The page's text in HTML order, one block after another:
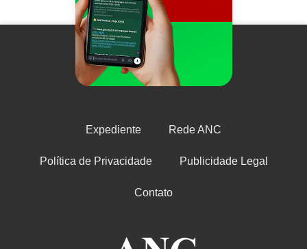
Expediente Rede ANC
Política de Privacidade Publicidade Legal
Contato